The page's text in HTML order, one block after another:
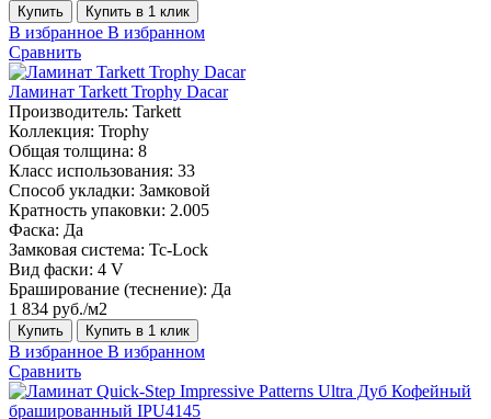
Купить Купить в 1 клик
В избранное В избранном
Сравнить
Ламинат Tarkett Trophy Dacar
Производитель: Tarkett
Коллекция: Trophy
Общая толщина: 8
Класс использования: 33
Способ укладки: Замковой
Кратность упаковки: 2.005
Фаска: Да
Замковая система: Tc-Lock
Вид фаски: 4 V
Браширование (теснение): Да
1 834 руб./м2
Купить Купить в 1 клик
В избранное В избранном
Сравнить